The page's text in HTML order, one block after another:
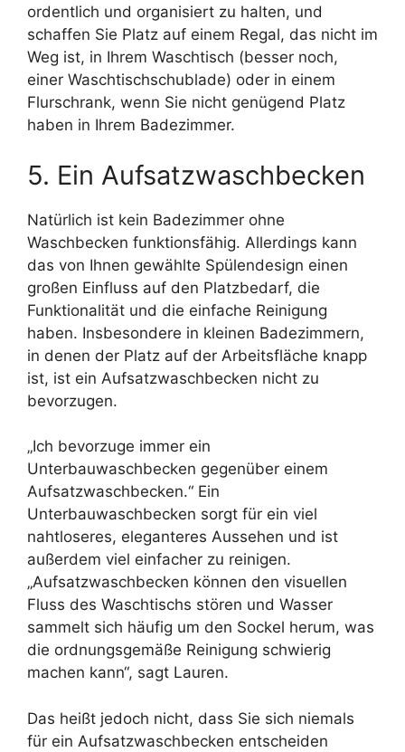
ordentlich und organisiert zu halten, und
schaffen Sie Platz auf einem Regal, das nicht im
Weg ist, in Ihrem Waschtisch (besser noch,
einer Waschtischschublade) oder in einem
Flurschrank, wenn Sie nicht genügend Platz
haben in Ihrem Badezimmer.
5. Ein Aufsatzwaschbecken
Natürlich ist kein Badezimmer ohne
Waschbecken funktionsfähig. Allerdings kann
das von Ihnen gewählte Spülendesign einen
großen Einfluss auf den Platzbedarf, die
Funktionalität und die einfache Reinigung
haben. Insbesondere in kleinen Badezimmern,
in denen der Platz auf der Arbeitsfläche knapp
ist, ist ein Aufsatzwaschbecken nicht zu
bevorzugen.
„Ich bevorzuge immer ein
Unterbauwaschbecken gegenüber einem
Aufsatzwaschbecken.“ Ein
Unterbauwaschbecken sorgt für ein viel
nahtloseres, eleganteres Aussehen und ist
außerdem viel einfacher zu reinigen.
„Aufsatzwaschbecken können den visuellen
Fluss des Waschtischs stören und Wasser
sammelt sich häufig um den Sockel herum, was
die ordnungsgemäße Reinigung schwierig
machen kann“, sagt Lauren.
Das heißt jedoch nicht, dass Sie sich niemals
für ein Aufsatzwaschbecken entscheiden